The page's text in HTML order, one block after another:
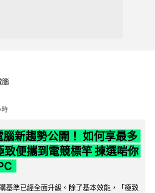
腦
時
新趨勢公開！ 如何享最多
便攜到電競標竿 揀選啱你
基準已經全面升級。除了基本效能，「極致